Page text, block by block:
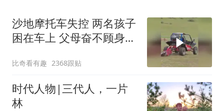
沙地摩托车失控 两名孩子
困在车上 父母奋不顾身阻
比奇看有趣 2368跟贴
时代人物|三代人，一片
林